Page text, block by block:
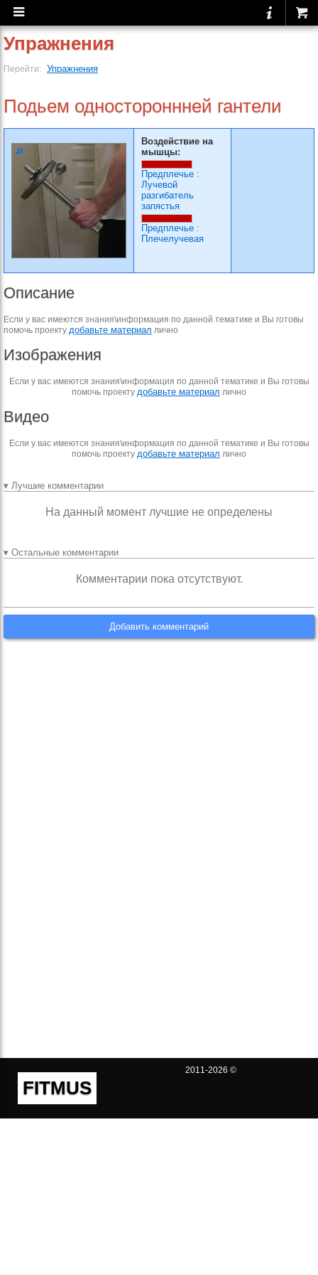
Упражнения
Перейти: Упражнения
Подьем одностороннней гантели
Воздействие на
мышцы:
Предплечье :
Лучевой
разгибатель
запястья
Предплечье :
Плечелучевая
Описание
Если у вас имеются знания\информация по данной тематике и Вы готовы
помочь проекту добавьте материал лично
Изображения
Если у вас имеются знания\информация по данной тематике и Вы готовы
помочь проекту добавьте материал лично
Видео
Если у вас имеются знания\информация по данной тематике и Вы готовы
помочь проекту добавьте материал лично
▾ Лучшие комментарии
На данный момент лучшие не определены
▾ Остальные комментарии
Комментарии пока отсутствуют.
Добавить комментарий
FITMUS
2011-2026 ©